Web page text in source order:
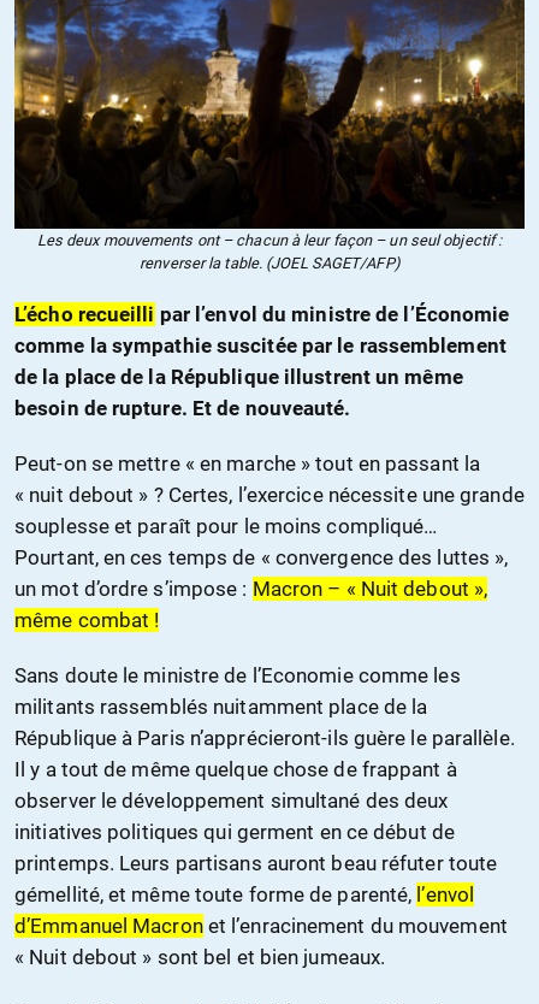
Les deux mouvements ont – chacun à leur façon – un seul objectif :
renverser la table. (JOEL SAGET/AFP)
L’écho recueilli par l’envol du ministre de l’Économie
comme la sympathie suscitée par le rassemblement
de la place de la République illustrent un même
besoin de rupture. Et de nouveauté.
Peut-on se mettre « en marche » tout en passant la
« nuit debout » ? Certes, l’exercice nécessite une grande
souplesse et paraît pour le moins compliqué…
Pourtant, en ces temps de « convergence des luttes »,
un mot d’ordre s’impose : Macron – « Nuit debout »,
même combat !
Sans doute le ministre de l’Economie comme les
militants rassemblés nuitamment place de la
République à Paris n’apprécieront-ils guère le parallèle.
Il y a tout de même quelque chose de frappant à
observer le développement simultané des deux
initiatives politiques qui germent en ce début de
printemps. Leurs partisans auront beau réfuter toute
gémellité, et même toute forme de parenté, l’envol
d’Emmanuel Macronet l’enracinement du mouvement
« Nuit debout » sont bel et bien jumeaux.